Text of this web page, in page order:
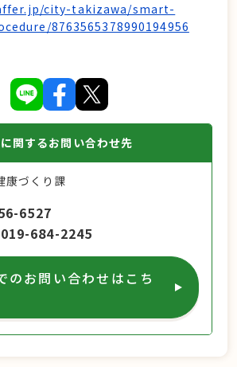
city-takizawa/smart-
8763565378990194956
関するお問い合わせ先
康づくり課
6527
019-684-2245
のお問い合わせはこち